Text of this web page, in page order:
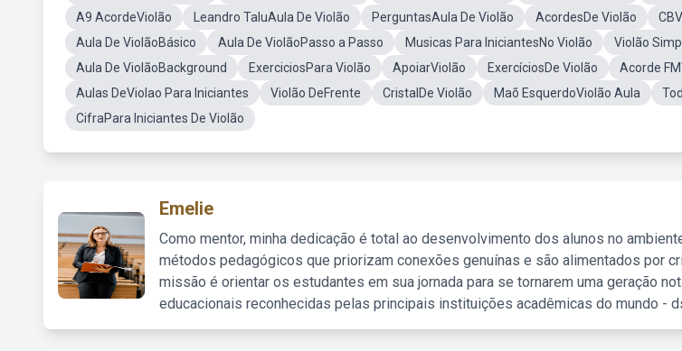
A9 AcordeViolão
Leandro TaluAula De Violão PerguntasAula De Violão AcordesDe Violão
Aula De ViolãoBásico
Aula De ViolãoPasso a Passo Musicas Para IniciantesNo Violão
Violão
Aula De ViolãoBackground
ExerciciosPara Violão ApoiarViolão ExercíciosDe Violão
Acorde
Aulas DeViolao Para Iniciantes
Violão DeFrente CristalDe Violão Maõ EsquerdoViolão Aula
CifraPara Iniciantes De Violão
Emelie
Como mentor, minha dedicação é total ao desenvolvimento dos alunos no
métodos pedagógicos que priorizam conexões genuínas e são alimentados por
missão é orientar os estudantes em sua jornada para se tornarem uma geração
educacionais reconhecidas pelas principais instituições acadêmicas do mundo -